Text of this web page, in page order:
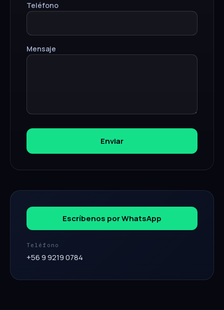
Teléfono
Mensaje
Enviar
Escríbenos por WhatsApp
Teléfono
+56 9 9219 0784